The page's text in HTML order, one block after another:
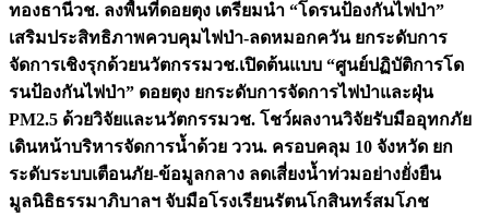
ทองธานีวช. ลงพื้นที่ดอยตุง เตรียมนำ “โดรนป้องกันไฟป่า”
เสริมประสิทธิภาพควบคุมไฟป่า-ลดหมอกควัน ยกระดับการ
จัดการเชิงรุกด้วยนวัตกรรมวช.เปิดต้นแบบ “ศูนย์ปฏิบัติการโด
รนป้องกันไฟป่า” ดอยตุง ยกระดับการจัดการไฟป่าและฝุ่น
PM2.5 ด้วยวิจัยและนวัตกรรมวช. โชว์ผลงานวิจัยรับมืออุทกภัย
เดินหน้าบริหารจัดการน้ำด้วย ววน. ครอบคลุม 10 จังหวัด ยก
ระดับระบบเตือนภัย-ข้อมูลกลาง ลดเสี่ยงน้ำท่วมอย่างยั่งยืน
มูลนิธิธรรมาภิบาลฯ จับมือโรงเรียนรัตนโกสินทร์สมโภช